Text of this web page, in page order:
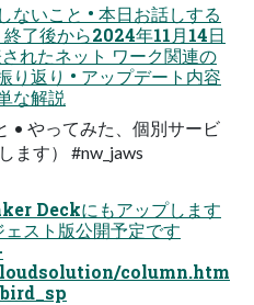
ないこと • 本日お話しする
了後から2024年11月14日
れたネット ワーク関連の
り返り • アップデート内容
な解説
• やってみた、個別サービ
ます） #nw_jaws
Deckにもアップします
スト版公開予定です
column.htm